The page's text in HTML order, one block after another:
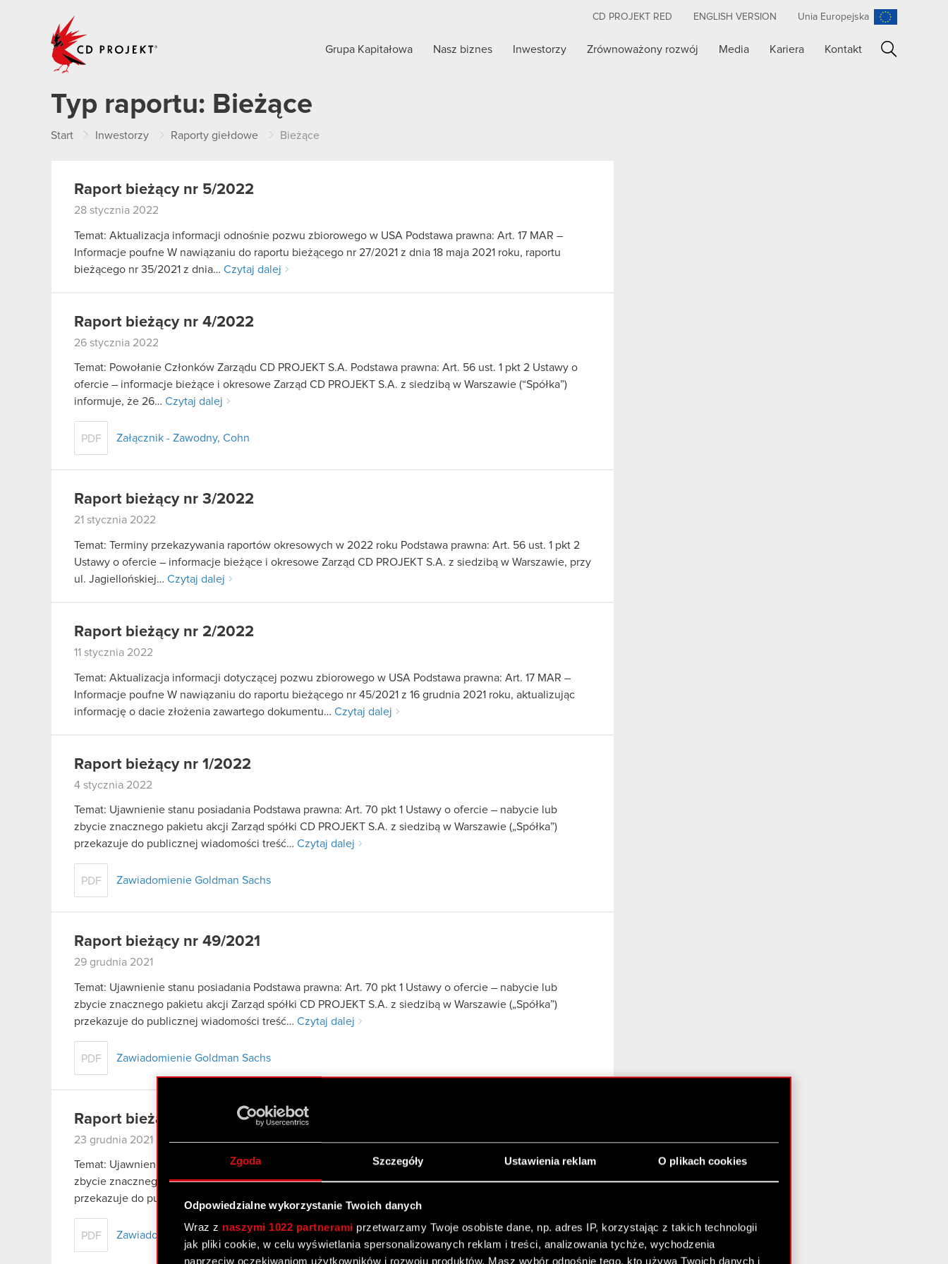
Zgoda Szczegóły Ustawienia reklam O plikach cookies
Odpowiedzialne wykorzystanie Twoich danych
Wraz z naszymi 1022 partnerami przetwarzamy Twoje osobiste dane, np. adres IP, korzystając z takich technologii
jak pliki cookie, w celu wyświetlania spersonalizowanych reklam i treści, analizowania tychże, wychodzenia
naprzeciw oczekiwaniom użytkowników i rozwoju produktów. Masz wybór odnośnie tego, kto używa Twoich danych i
CD PROJEKT RED ENGLISH VERSION Unia Europejska
Grupa Kapitałowa Nasz biznes Inwestorzy Zrównoważony rozwój Media Kariera Kontakt
Typ raportu: Bieżące
Start Inwestorzy Raporty giełdowe Bieżące
Raport bieżący nr 5/2022
28 stycznia 2022
Temat: Aktualizacja informacji odnośnie pozwu zbiorowego w USA Podstawa prawna: Art. 17 MAR –
Informacje poufne W nawiązaniu do raportu bieżącego nr 27/2021 z dnia 18 maja 2021 roku, raportu
bieżącego nr 35/2021 z dnia… Czytaj dalej
Raport bieżący nr 4/2022
26 stycznia 2022
Temat: Powołanie Członków Zarządu CD PROJEKT S.A. Podstawa prawna: Art. 56 ust. 1 pkt 2 Ustawy o
ofercie – informacje bieżące i okresowe Zarząd CD PROJEKT S.A. z siedzibą w Warszawie (“Spółka”)
informuje, że 26… Czytaj dalej
PDF Załącznik - Zawodny, Cohn
Raport bieżący nr 3/2022
21 stycznia 2022
Temat: Terminy przekazywania raportów okresowych w 2022 roku Podstawa prawna: Art. 56 ust. 1 pkt 2
Ustawy o ofercie – informacje bieżące i okresowe Zarząd CD PROJEKT S.A. z siedzibą w Warszawie, przy
ul. Jagiellońskiej… Czytaj dalej
Raport bieżący nr 2/2022
11 stycznia 2022
Temat: Aktualizacja informacji dotyczącej pozwu zbiorowego w USA Podstawa prawna: Art. 17 MAR –
Informacje poufne W nawiązaniu do raportu bieżącego nr 45/2021 z 16 grudnia 2021 roku, aktualizując
informację o dacie złożenia zawartego dokumentu… Czytaj dalej
Raport bieżący nr 1/2022
4 stycznia 2022
Temat: Ujawnienie stanu posiadania Podstawa prawna: Art. 70 pkt 1 Ustawy o ofercie – nabycie lub
zbycie znacznego pakietu akcji Zarząd spółki CD PROJEKT S.A. z siedzibą w Warszawie („Spółka”)
przekazuje do publicznej wiadomości treść… Czytaj dalej
PDF Zawiadomienie Goldman Sachs
Raport bieżący nr 49/2021
29 grudnia 2021
Temat: Ujawnienie stanu posiadania Podstawa prawna: Art. 70 pkt 1 Ustawy o ofercie – nabycie lub
zbycie znacznego pakietu akcji Zarząd spółki CD PROJEKT S.A. z siedzibą w Warszawie („Spółka”)
przekazuje do publicznej wiadomości treść… Czytaj dalej
PDF Zawiadomienie Goldman Sachs
Raport bieżący nr 48/2021
23 grudnia 2021
Temat: Ujawnienie stanu posiadania Podstawa prawna: Art. 70 pkt 1 Ustawy o ofercie – nabycie lub
zbycie znacznego pakietu akcji Zarząd spółki CD PROJEKT S.A. z siedzibą w Warszawie („Spółka”)
przekazuje do publicznej wiadomości treść…
Czytaj dalej
PDF Zawiadomienie Goldman Sachs